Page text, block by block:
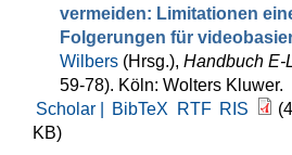
vermeiden: Limitationen
Folgerungen für
Wilbers (Hrsg.), Handbuch E-
59-78). Köln: Wolters Kluwer.
Scholar |
BibTeX RTF RIS
KB)